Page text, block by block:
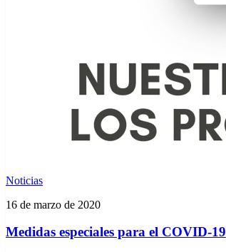
Noticias
16 de marzo de 2020
Medidas especiales para el COVID-19